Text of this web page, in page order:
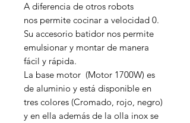
A diferencia de otros robots
nos permite cocinar a velocidad 0.
Su accesorio batidor nos permite
emulsionar y montar de manera
fácil y rápida.
La base motor (Motor 1700W) es
de aluminio y está disponible en
tres colores (Cromado, rojo, negro)
y en ella además de la olla inox se